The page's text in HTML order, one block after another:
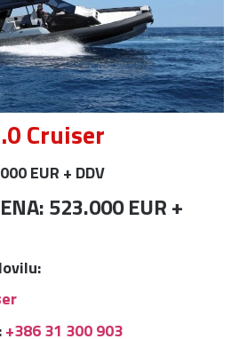
Cruiser
EUR + DDV
523.000 EUR +
+386 31 300 903